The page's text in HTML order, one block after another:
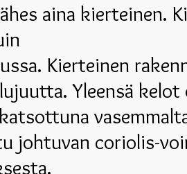
aina kierteinen.
Kierteinen
Yleensä
johtuvan coriolis-